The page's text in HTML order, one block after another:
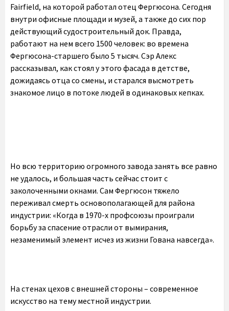
Fairfield, на которой работал отец Фергюсона. Сегодня
внутри офисные площади и музей, а также до сих пор
действующий судостроительный док. Правда,
работают на нем всего 1500 человек: во времена
Фергюсона-старшего было 5 тысяч. Сэр Алекс
рассказывал, как стоял у этого фасада в детстве,
дожидаясь отца со смены, и старался высмотреть
знакомое лицо в потоке людей в одинаковых кепках.
Но всю территорию огромного завода занять все равно
не удалось, и большая часть сейчас стоит с
заколоченными окнами. Сам Фергюсон тяжело
переживал смерть основополагающей для района
индустрии: «Когда в 1970-х профсоюзы проиграли
борьбу за спасение отрасли от вымирания,
незаменимый элемент исчез из жизни Гована навсегда».
На стенах цехов с внешней стороны – современное
искусство на тему местной индустрии.